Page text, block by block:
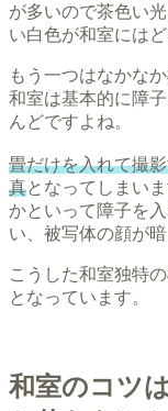
が多いので茶色い
い白色が和室には
もう一つはなかな
和室は基本的に障
んどですよね。
畳だけを入れて撮
真となってしまいま
かといって障子を
い、被写体の顔が
こうした和室独特
となっています。
和室のコツ